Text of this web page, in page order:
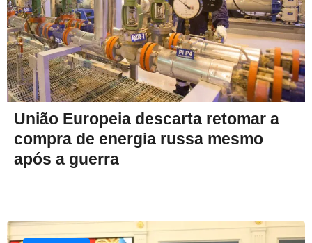
União Europeia descarta retomar a
compra de energia russa mesmo
após a guerra